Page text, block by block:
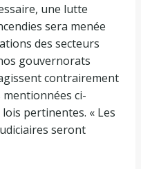
une lutte
sera menée
des secteurs
gouvernorats
contrairement
mentionnées ci-
pertinentes. « Les
seront